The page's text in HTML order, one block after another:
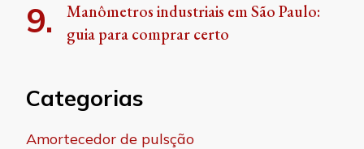
Manômetros industriais em São Paulo:
guia para comprar certo
Categorias
Amortecedor de pulsção